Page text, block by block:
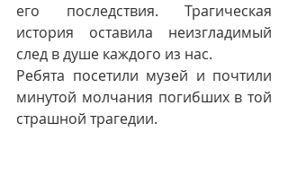
его последствия. Трагическая
история оставила неизгладимый
след в душе каждого из нас.
Ребята посетили музей и почтили
минутой молчания погибших в той
страшной трагедии.